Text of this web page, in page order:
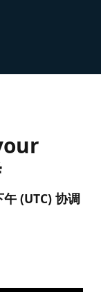
(UTC) 协调